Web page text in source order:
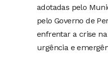
adotadas pelo
pelo Governo de
enfrentar a crise
urgência e